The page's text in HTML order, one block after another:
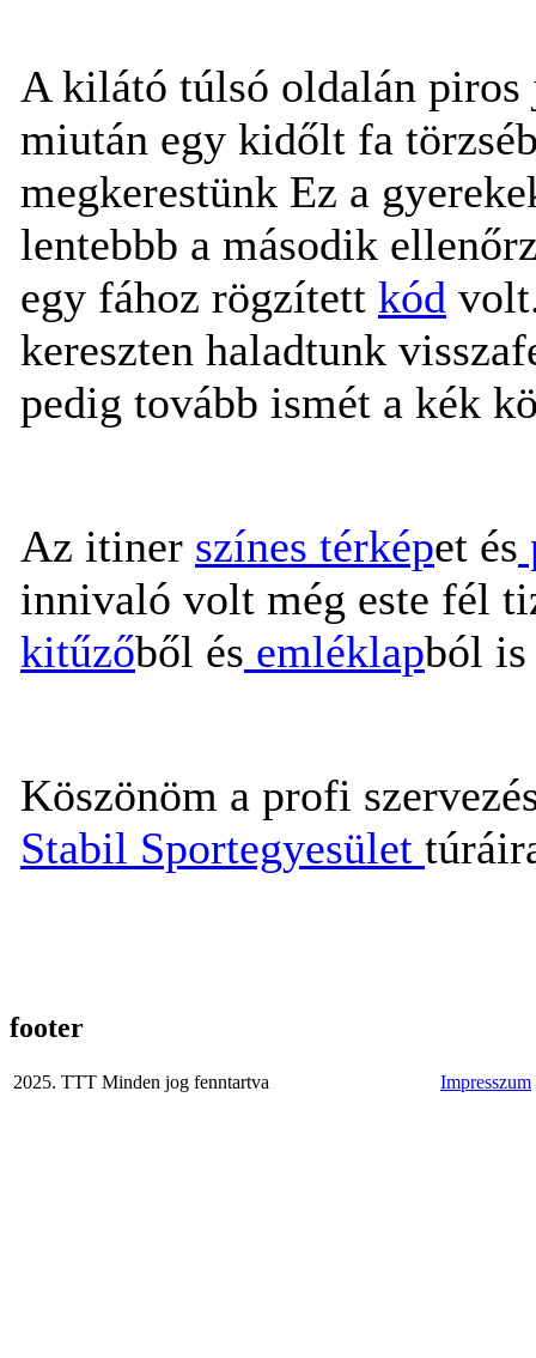
A kilátó túlsó oldalán piros
miután egy kidőlt fa
megkerestünk Ez a
lentebbb a második
egy fához rögzített kód
kereszten haladtunk
pedig tovább ismét a kék
Az itiner színes térképet és
innivaló volt még este fél
kitűzőből és emléklapból
Köszönöm a profi
Stabil Sportegyesület
footer
2025. TTT Minden jog fenntartva Impresszum